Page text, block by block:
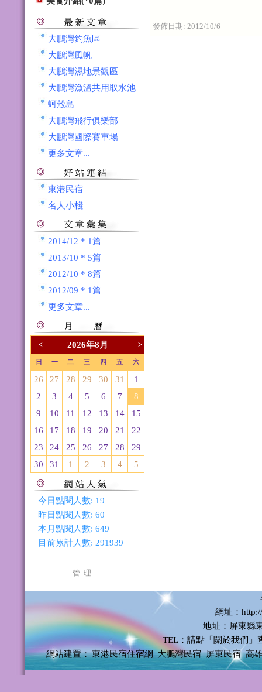
大鵬灣釣魚區
大鵬灣風帆
大鵬灣濕地景觀區
大鵬灣漁溫共用取水池
蚵殼島
大鵬灣飛行俱樂部
大鵬灣國際賽車場
更多文章...
東港民宿
名人小棧
2014/12 * 1篇
2013/10 * 5篇
2012/10 * 8篇
2012/09 * 1篇
更多文章...
< 2026年8月 >
日 一 二 三 四 五 六
26 27 28 29 30 31
1
2
3 4 5 6 7
8
9
10 11 12 13 14
15
16
17 18 19 20 21
22
23
24 25 26 27 28
29
30
31 1 2 3 4 5
今日點閱人數: 19
昨日點閱人數: 60
本月點閱人數: 649
目前累計人數: 291939
管 理
發佈日期: 2012/10/6
網址：
地址：屏東縣
TEL：請點「關於我們」
網站建置：東港民宿住宿網 大鵬灣民宿 屏東民宿 高